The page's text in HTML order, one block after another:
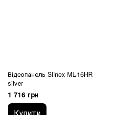
Відеопанель Slinex ML-16HR
silver
1 716 грн